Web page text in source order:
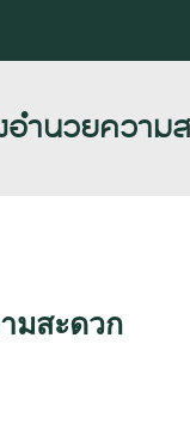
ำนวยความ
มสะดวก